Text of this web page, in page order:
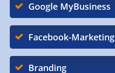
Google MyBusiness
Facebook-Marketing
Branding